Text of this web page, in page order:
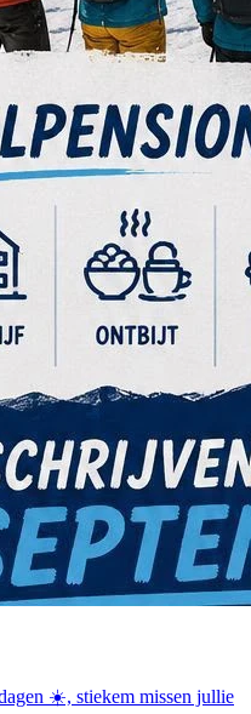
☀️, stiekem missen jullie